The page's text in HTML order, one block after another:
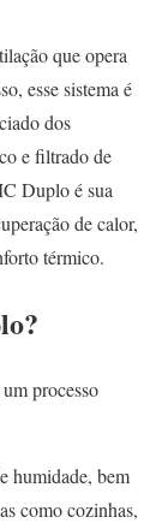
que opera
esse sistema é
dos
e filtrado de
Duplo é sua
de calor,
térmico.
processo
humidade, bem
como cozinhas,